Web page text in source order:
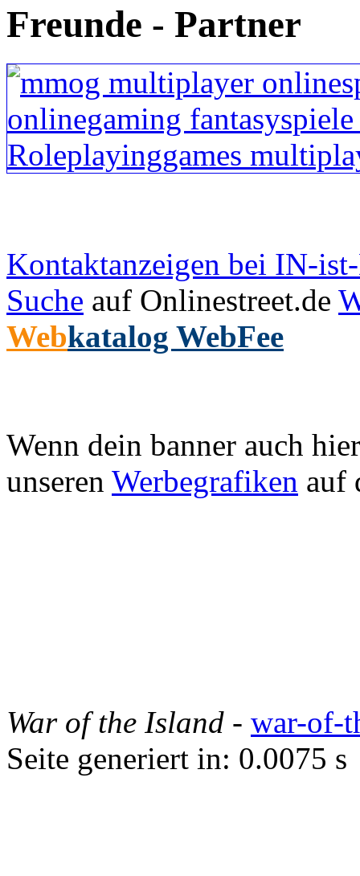
Freunde - Partner
Kontaktanzeigen bei IN-
Suche auf Onlinestreet.de
Webkatalog WebFee
Wenn dein banner auch
unseren Werbegrafiken auf
War of the Island - war-of-
Seite generiert in: 0.0075 s